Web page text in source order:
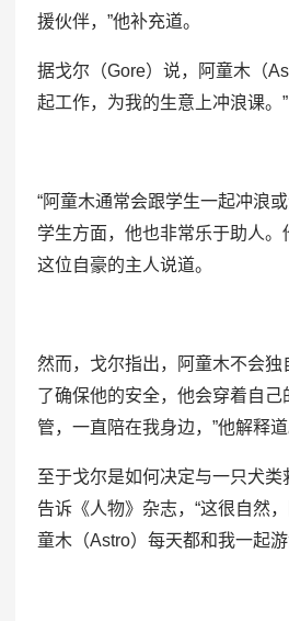
援伙伴，”他补充道。
据戈尔（Gore）说，阿童木（
起工作，为我的生意上冲浪课。”
“阿童木通常会跟学生一起冲浪
学生方面，他也非常乐于助人。
这位自豪的主人说道。
然而，戈尔指出，阿童木不会独
了确保他的安全，他会穿着自
管，一直陪在我身边，”他解释道
至于戈尔是如何决定与一只犬
告诉《人物》杂志，“这很自然
童木（Astro）每天都和我一起